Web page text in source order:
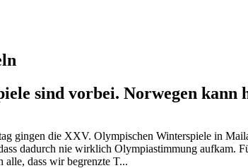
sind vorbei. Norwegen kann
gingen die XXV. Olympischen Winterspiele in
dadurch nie wirklich Olympiastimmung aufkam.
alle, dass wir begrenzte T...